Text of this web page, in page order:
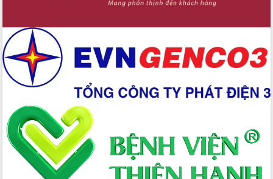
trong hành trình chuyển đổi số tại Đắk
Lắk
Đắk Lắk nâng cao hiệu quả công tác
Đảng từ Sổ tay đảng viên điện tử
Đắk Lắk đẩy mạnh nuôi biển công
nghệ, hướng tới phát triển thủy sản
bền vững
Tập huấn nâng cao năng lực triển khai
chuyển đổi số cho cán bộ, công chức
cấp xã
Đắk Lắk phát động hưởng ứng Ngày
Quyền của người tiêu dùng Việt Nam